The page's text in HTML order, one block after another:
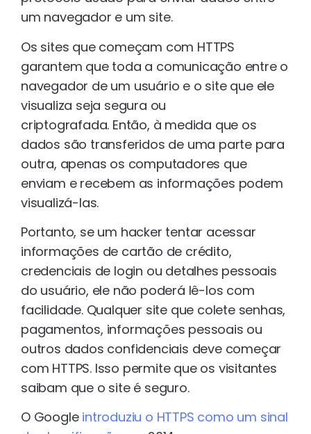
um navegador e um site.
Os sites que começam com HTTPS
garantem que toda a comunicação entre o
navegador de um usuário e o site que ele
visualiza seja segura ou
criptografada. Então, à medida que os
dados são transferidos de uma parte para
outra, apenas os computadores que
enviam e recebem as informações podem
visualizá-las.
Portanto, se um hacker tentar acessar
informações de cartão de crédito,
credenciais de login ou detalhes pessoais
do usuário, ele não poderá lê-los com
facilidade. Qualquer site que colete senhas,
pagamentos, informações pessoais ou
outros dados confidenciais deve começar
com HTTPS. Isso permite que os visitantes
saibam que o site é seguro.
O Google introduziu o HTTPS como um sinal